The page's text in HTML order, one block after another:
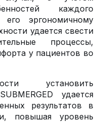
каждого
эргономичному
удается свести
процессы,
у пациентов во
установить
удается
результатов в
повышая уровень